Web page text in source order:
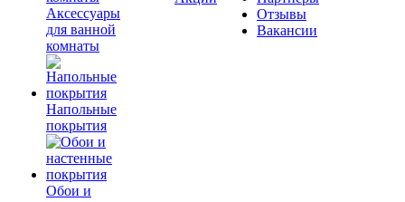
Аксессуары
для ванной
комнаты
Напольные
покрытия
Обои и
Отзывы
Вакансии